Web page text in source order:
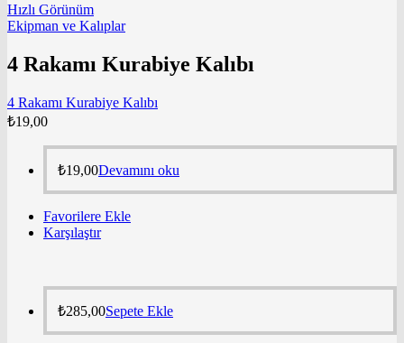
Hızlı Görünüm
Ekipman ve Kalıplar
4 Rakamı Kurabiye Kalıbı
4 Rakamı Kurabiye Kalıbı
₺19,00
₺19,00Devamını oku
Favorilere Ekle
Karşılaştır
₺285,00Sepete Ekle